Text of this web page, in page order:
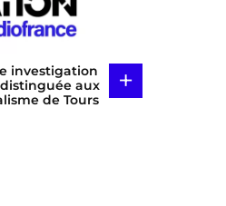
investigation
aux
de Tours
+